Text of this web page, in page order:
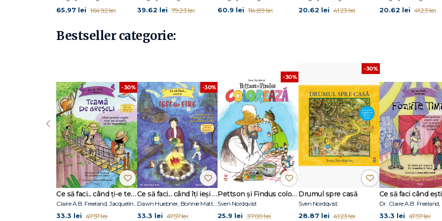
65.97 lei 164.92 lei 39.62 lei 79.23 lei 60.9 lei 114.89 lei 20.62 lei 41.23 lei 20.62 lei 41.23 lei
Bestseller categorie:
-30%
Ce să faci... când ți-e teamă de greșeli. Ghid pentru copiii care nu acceptă să fie imperfecți
Claire A.B. Freeland, Jacqueline B. Toner, Janet McDonnell
33.3 lei 47.57 lei
-30%
Ce să faci... când îţi ieşi din fire. Ghid pentru copiii care nu-şi pot stăpâni furia
Dawn Huebner, Bonnie Matthews
33.3 lei 47.57 lei
-30%
Pettson și Findus colorează
Sven Nordqvist
25.9 lei 37.00 lei
-30%
Drumul spre casă
Sven Nordqvist
28.87 lei 41.23 lei 33.3 lei 47.57 lei
‹